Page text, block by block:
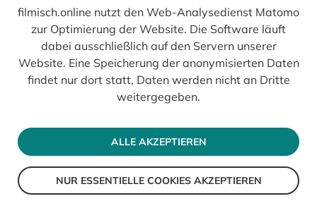
In Kooperation mit
© 2026 filmisch
filmisch.online nutzt den Web-Analysedienst Matomo
zur Optimierung der Website. Die Software läuft
dabei ausschließlich auf den Servern unserer
Website. Eine Speicherung der anonymisierten Daten
findet nur dort statt, Daten werden nicht an Dritte
weitergegeben.
ALLE AKZEPTIEREN
NUR ESSENTIELLE COOKIES AKZEPTIEREN